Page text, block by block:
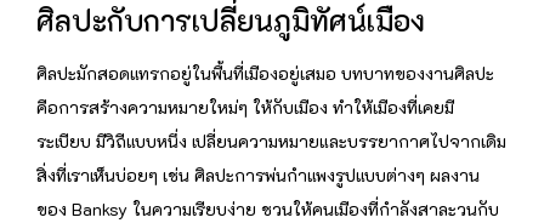
ศิลปะกับการเปลี่ยนภูมิทัศน์เมือง
ศิลปะมักสอดแทรกอยู่ในพื้นที่เมืองอยู่เสมอ บทบาทของงานศิลปะ
คือการสร้างความหมายใหม่ๆ ให้กับเมือง ทำให้เมืองที่เคยมี
ระเบียบ มีวิถีแบบหนึ่ง เปลี่ยนความหมายและบรรยากาศไปจากเดิม
สิ่งที่เราเห็นบ่อยๆ เช่น ศิลปะการพ่นกำแพงรูปแบบต่างๆ ผลงาน
ของ Banksy ในความเรียบง่าย ชวนให้คนเมืองที่กำลังสาละวนกับ